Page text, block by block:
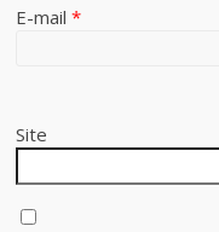
E-mail*
Site